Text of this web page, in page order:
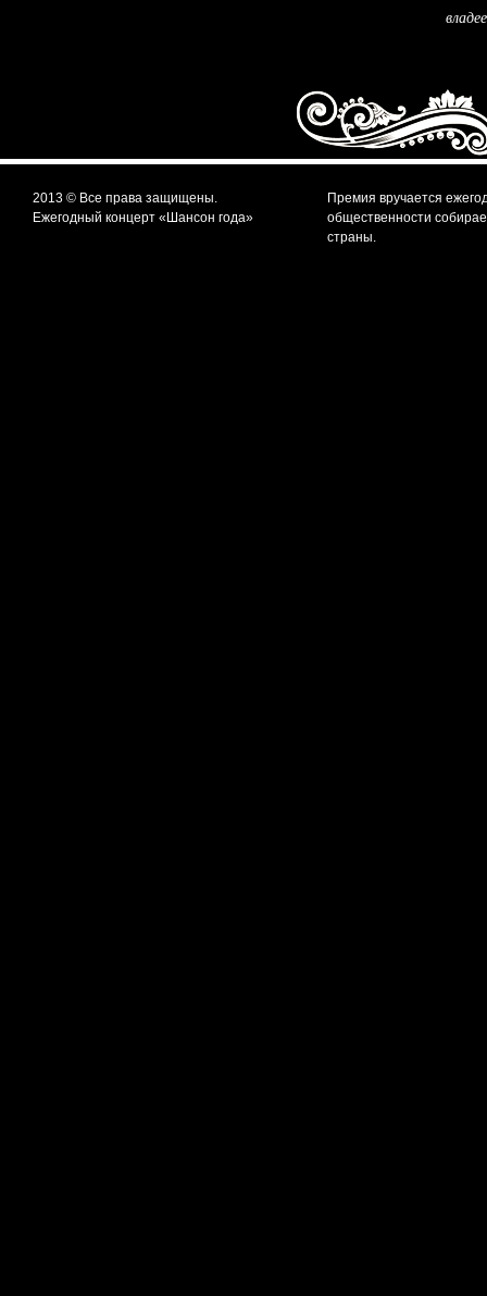
2013 © Все права защищены.
Ежегодный концерт «Шансон года»
Премия вручается
общественности
страны.